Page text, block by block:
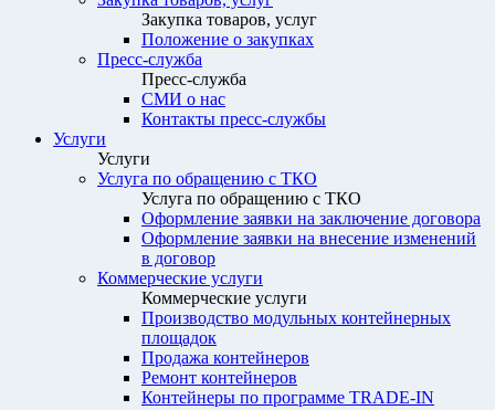
Закупка товаров, услуг
Положение о закупках
Пресс-служба
Пресс-служба
СМИ о нас
Контакты пресс-службы
Услуги
Услуги
Услуга по обращению с ТКО
Услуга по обращению с ТКО
Оформление заявки на заключение договора
Оформление заявки на внесение изменений
в договор
Коммерческие услуги
Коммерческие услуги
Производство модульных контейнерных
площадок
Продажа контейнеров
Ремонт контейнеров
Контейнеры по программе TRADE-IN